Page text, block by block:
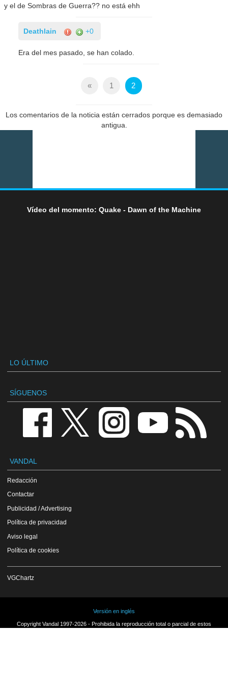
y el de Sombras de Guerra?? no está ehh
Deathlain +0
Era del mes pasado, se han colado.
« 1 2
Los comentarios de la noticia están cerrados porque es demasiado
antigua.
Vídeo del momento: Quake - Dawn of the Machine
LO ÚLTIMO
SÍGUENOS
VANDAL
Redacción
Contactar
Publicidad / Advertising
Política de privacidad
Aviso legal
Política de cookies
VGChartz
Versión en inglés
Copyright Vandal 1997-2026 - Prohibida la reproducción total o parcial de estos